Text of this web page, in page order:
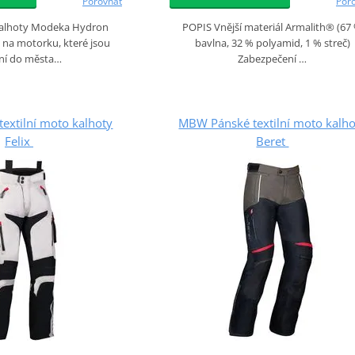
Modeka Hydron
motorku, které jsou
do města…
POPIS Vnější materiál Armalith® (67
bavlna, 32 % polyamid, 1 % streč)
Zabezpečení …
moto kalhoty
Felix
MBW Pánské textilní moto
Beret